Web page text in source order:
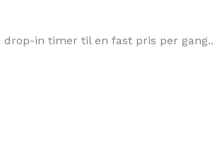
in timer til en fast pris per gang..